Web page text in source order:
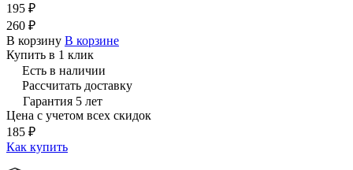
195 ₽
260 ₽
В корзину В корзине
Купить в 1 клик
Есть в наличии
Рассчитать доставку
Гарантия 5 лет
Цена с учетом всех скидок
185 ₽
Как купить